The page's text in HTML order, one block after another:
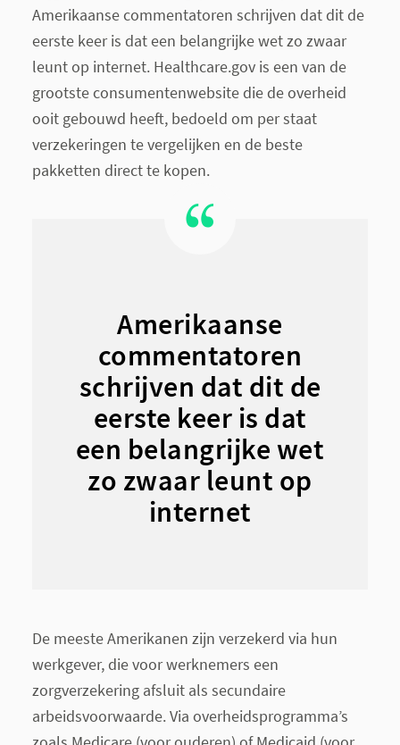
Amerikaanse commentatoren schrijven dat dit de
eerste keer is dat een belangrijke wet zo zwaar
leunt op internet. Healthcare.gov is een van de
grootste consumentenwebsite die de overheid
ooit gebouwd heeft, bedoeld om per staat
verzekeringen te vergelijken en de beste
pakketten direct te kopen.
Amerikaanse
commentatoren
schrijven dat dit de
eerste keer is dat
een belangrijke wet
zo zwaar leunt op
internet
De meeste Amerikanen zijn verzekerd via hun
werkgever, die voor werknemers een
zorgverzekering afsluit als secundaire
arbeidsvoorwaarde. Via overheidsprogramma’s